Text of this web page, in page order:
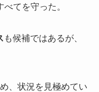
てを守った。
も候補ではあるが、
、状況を見極めてい